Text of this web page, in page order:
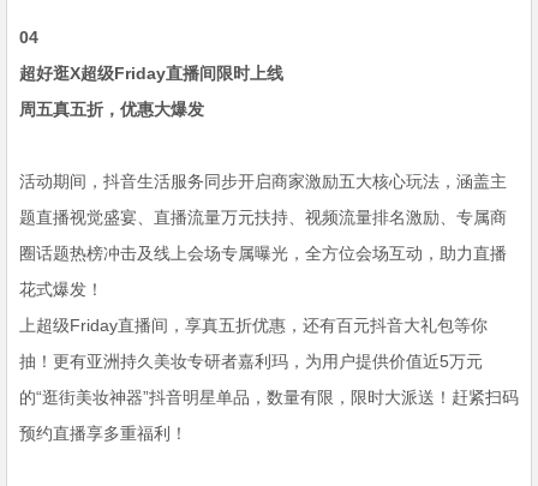
04
超好逛X超级Friday直播间限时上线
周五真五折，优惠大爆发
活动期间，抖音生活服务同步开启商家激励五大核心玩法，涵盖主
题直播视觉盛宴、直播流量万元扶持、视频流量排名激励、专属商
圈话题热榜冲击及线上会场专属曝光，全方位会场互动，助力直播
花式爆发！
上超级Friday直播间，享真五折优惠，还有百元抖音大礼包等你
抽！更有亚洲持久美妆专研者嘉利玛，为用户提供价值近5万元
的“逛街美妆神器”抖音明星单品，数量有限，限时大派送！赶紧扫码
预约直播享多重福利！